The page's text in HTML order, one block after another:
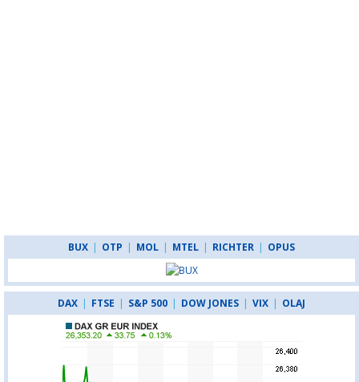
BUX | OTP | MOL | MTEL | RICHTER | OPUS
DAX | FTSE | S&P 500 | DOW JONES | VIX | OLAJ